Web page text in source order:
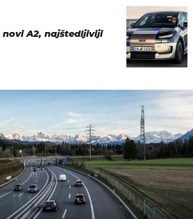
A2, najštedljiviji